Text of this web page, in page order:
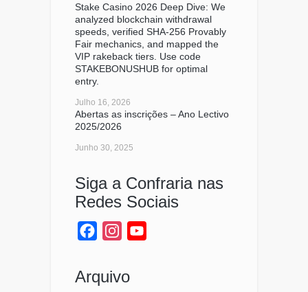
Stake Casino 2026 Deep Dive: We
analyzed blockchain withdrawal
speeds, verified SHA-256 Provably
Fair mechanics, and mapped the
VIP rakeback tiers. Use code
STAKEBONUSHUB for optimal
entry.
Julho 16, 2026
Abertas as inscrições – Ano Lectivo
2025/2026
Junho 30, 2025
Siga a Confraria nas
Redes Sociais
FacebookInstagram
Arquivo